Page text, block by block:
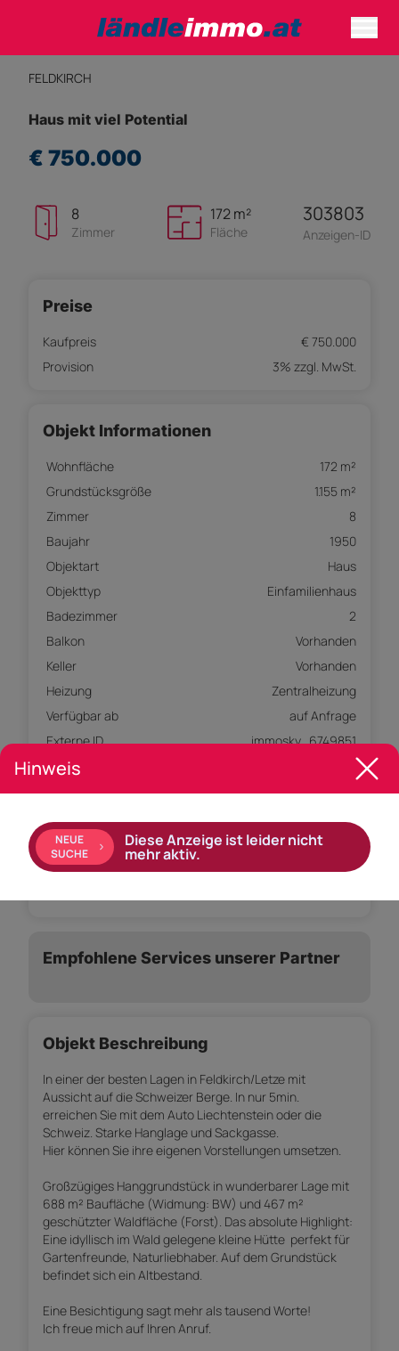
FELDKIRCH
Haus mit viel Potential
€ 750.000
8
Zimmer
172 m²
Fläche
303803
Anzeigen-ID
Preise
Kaufpreis
€ 750.000
Provision
3% zzgl. MwSt.
Objekt Informationen
Wohnfläche
172 m²
Grundstücksgröße
1.155 m²
Zimmer
8
Baujahr
1950
Objektart
Haus
Objekttyp
Einfamilienhaus
Badezimmer
2
Balkon
Vorhanden
Keller
Vorhanden
Heizung
Zentralheizung
Verfügbar ab
auf Anfrage
Externe ID
immosky_6749851
Parkplatz
Freiplatz (1)
Ausstattung:
Parkplatz Freiplatz, Garage
Empfohlene Services unserer Partner
Objekt Beschreibung
In einer der besten Lagen in Feldkirch/Letze mit
Aussicht auf die Schweizer Berge. In nur 5min.
erreichen Sie mit dem Auto Liechtenstein oder die
Schweiz. Starke Hanglage und Sackgasse.
Hier können Sie ihre eigenen Vorstellungen umsetzen.
Großzügiges Hanggrundstück in wunderbarer Lage mit
688 m² Baufläche (Widmung: BW) und 467 m²
geschützter Waldfläche (Forst). Das absolute Highlight:
Eine idyllisch im Wald gelegene kleine Hütte  perfekt für
Gartenfreunde, Naturliebhaber. Auf dem Grundstück
befindet sich ein Altbestand.
Eine Besichtigung sagt mehr als tausend Worte!
Ich freue mich auf Ihren Anruf.
Hinweis
NEUE
SUCHE
Diese Anzeige ist leider nicht
mehr aktiv.